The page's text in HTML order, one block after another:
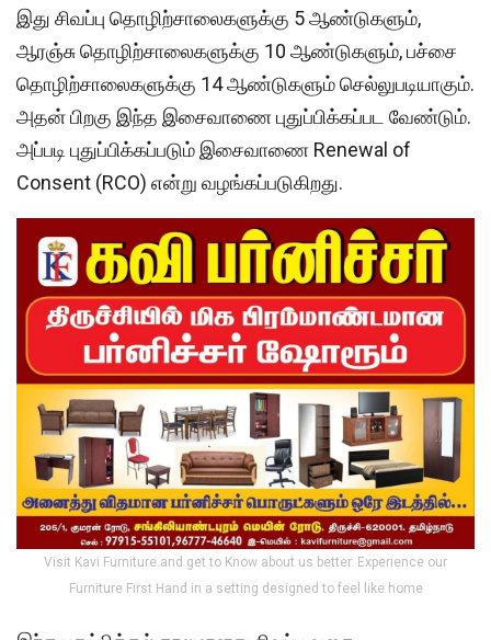
இது சிவப்பு தொழிற்சாலைகளுக்கு 5 ஆண்டுகளும்,
ஆரஞ்சு தொழிற்சாலைகளுக்கு 10 ஆண்டுகளும், பச்சை
தொழிற்சாலைகளுக்கு 14 ஆண்டுகளும் செல்லுபடியாகும்.
அதன் பிறகு இந்த இசைவாணை புதுப்பிக்கப்பட வேண்டும்.
அப்படி புதுப்பிக்கப்படும் இசைவாணை Renewal of
Consent (RCO) என்று வழங்கப்படுகிறது.
Visit Kavi Furniture and get to Know about us better. Experience our
Furniture First Hand in a setting designed to feel like home